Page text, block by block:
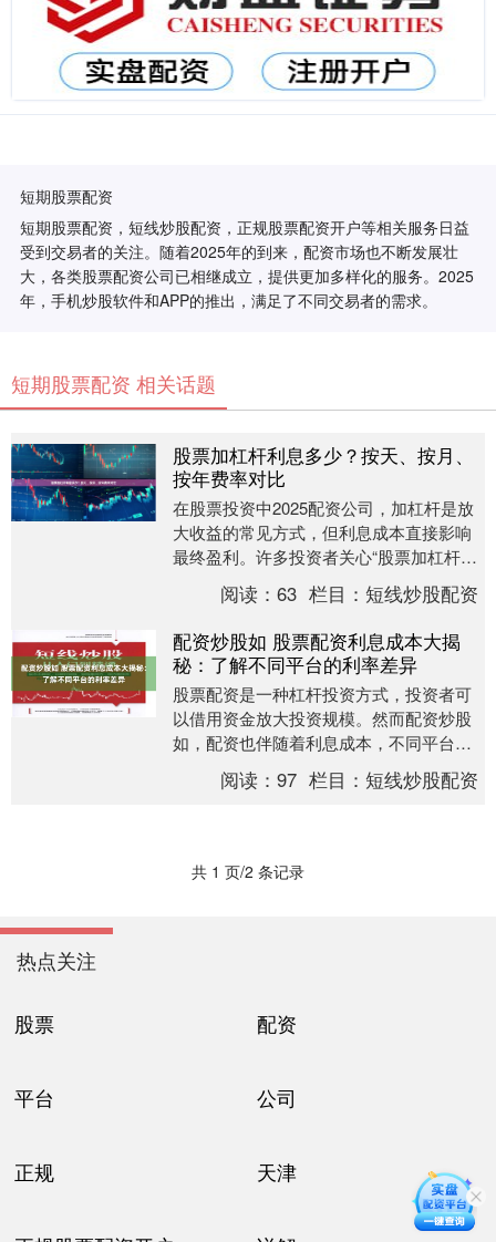
短期股票配资
短期股票配资，短线炒股配资，正规股票配资开户等相关服务日益
受到交易者的关注。随着2025年的到来，配资市场也不断发展壮
大，各类股票配资公司已相继成立，提供更加多样化的服务。2025
年，手机炒股软件和APP的推出，满足了不同交易者的需求。
短期股票配资 相关话题
股票加杠杆利息多少？按天、按月、
按年费率对比
在股票投资中2025配资公司，加杠杆是放
大收益的常见方式，但利息成本直接影响
最终盈利。许多投资者关心“股票加杠杆利
息多少”，本文将详细对比按天、按月、按
年三种计....
阅读：63 栏目：短线炒股配资
配资炒股如 股票配资利息成本大揭
秘：了解不同平台的利率差异
股票配资是一种杠杆投资方式，投资者可
以借用资金放大投资规模。然而配资炒股
如，配资也伴随着利息成本，不同平台的
利率差异较大。 * **资金杠杆：**提供高达
阅读：97 栏目：短线炒股配资
共 1 页/2 条记录
热点关注
股票 配资
平台 公司
正规 天津